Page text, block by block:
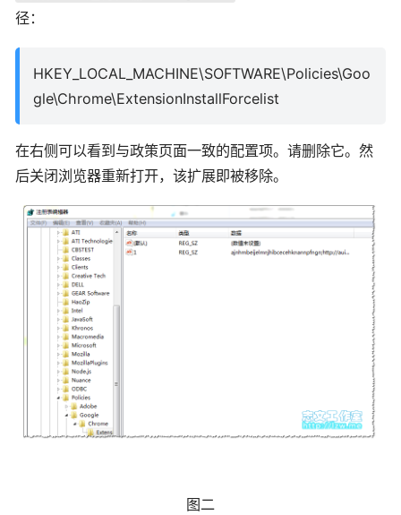
径：
HKEY_LOCAL_MACHINE\SOFTWARE\Policies\Goo
gle\Chrome\ExtensionInstallForcelist
在右侧可以看到与政策页面一致的配置项。请删除它。然
后关闭浏览器重新打开，该扩展即被移除。
图二